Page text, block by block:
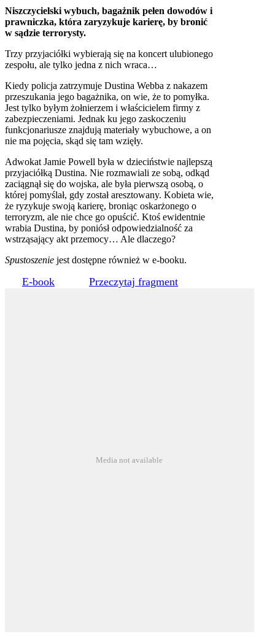
Niszczycielski wybuch, bagażnik pełen dowodów i
prawniczka, która zaryzykuje karierę, by bronić
w sądzie terrorysty.
Trzy przyjaciółki wybierają się na koncert ulubionego
zespołu, ale tylko jedna z nich wraca…
Kiedy policja zatrzymuje Dustina Webba z nakazem
przeszukania jego bagażnika, on wie, że to pomyłka.
Jest tylko byłym żołnierzem i właścicielem firmy z
zabezpieczeniami. Jednak ku jego zaskoczeniu
funkcjonariusze znajdują materiały wybuchowe, a on
nie ma pojęcia, skąd się tam wzięły.
Adwokat Jamie Powell była w dzieciństwie najlepszą
przyjaciółką Dustina. Nie rozmawiali ze sobą, odkąd
zaciągnął się do wojska, ale była pierwszą osobą, o
której pomyślał, gdy został aresztowany. Kobieta wie,
że ryzykuje swoją karierę, broniąc oskarżonego o
terroryzm, ale nie chce go opuścić. Ktoś ewidentnie
wrabia Dustina, by poniósł odpowiedzialność za
wstrząsający akt przemocy… Ale dlaczego?
Spustoszenie jest dostępne również w e-booku.
E-book Przeczytaj fragment
Media not available